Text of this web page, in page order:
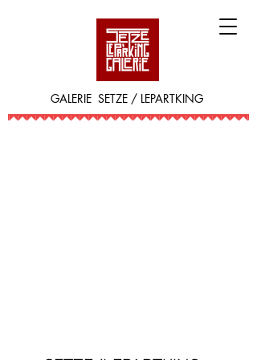
GALERIE SETZE / LEPARTKING